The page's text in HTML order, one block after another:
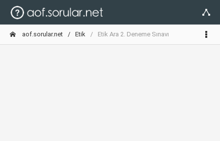
aof.sorular.net Etik Etik Ara 2. Deneme Sınavı